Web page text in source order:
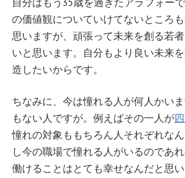
の価値観についていけてないところ
思いますが、頑張って未来を創る若
いと思います。自分もより良い未来
造したいからです。
ちなみに、今は憧れる人が何人かい
もない人ですが。例えばその一人が
憧れの対象ももちろん人それぞれな
し今の職場で憧れる人がいるのであ
働けることはとても幸せなんだと思